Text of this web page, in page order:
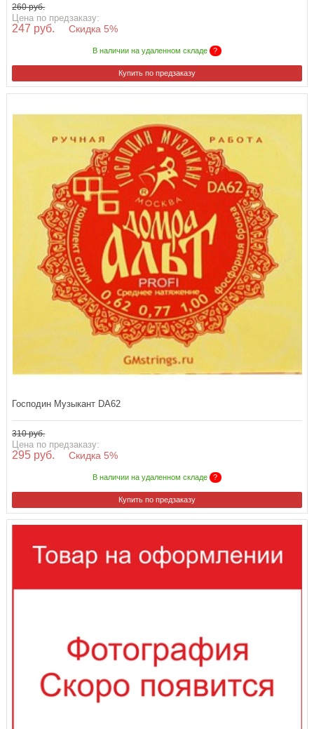
260 руб.
Цена по предзаказу:
247 руб. Скидка 5%
В наличии на удаленном складе ?
Купить по предзаказу
Господин Музыкант DA62
310 руб.
Цена по предзаказу:
295 руб. Скидка 5%
В наличии на удаленном складе ?
Купить по предзаказу